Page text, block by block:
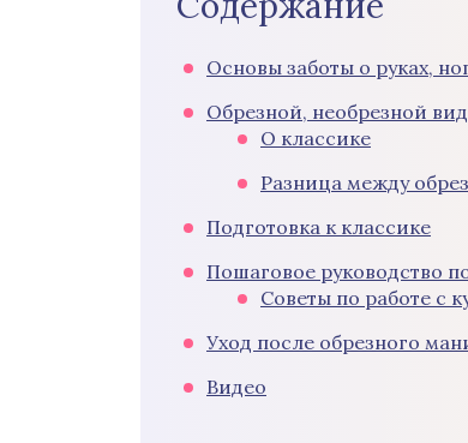
Основы заботы о руках,
Обрезной, необрезной
О классике
Разница между
Подготовка к классике
Пошаговое руководство
Советы по работе с
Уход после обрезного
Видео